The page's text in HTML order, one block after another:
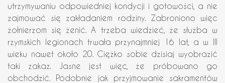
utrzymywaniu odpowiedniej kondycji i gotowości, a nie
zajmować się zakładaniem rodziny. Zabroniono więc
żołnierzom się żenić. A trzeba wiedzieć, że służba w
rzymskich legionach trwała przynajmniej 16 lat, a w III
wieku nawet około 20. Ciężko sobie dzisiaj wyobrazić
taki zakaz. Jasne jest więc, że próbowano go
obchodzić. Podobnie jak przyjmowanie sakramentów